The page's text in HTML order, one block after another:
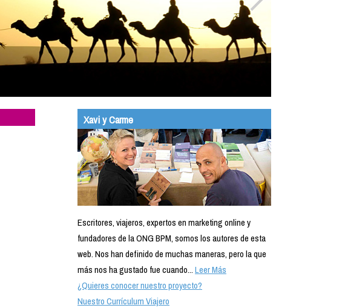
Xavi y Carme
Escritores, viajeros, expertos en marketing online y
fundadores de la ONG BPM, somos los autores de esta
web. Nos han definido de muchas maneras, pero la que
más nos ha gustado fue cuando...Leer Más
¿Quieres conocer nuestro proyecto?
Nuestro Currículum Viajero